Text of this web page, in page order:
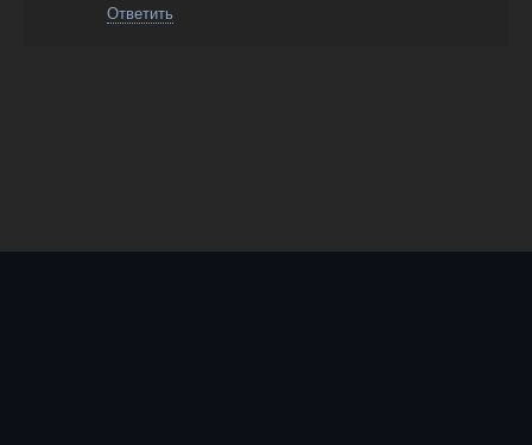
Ответить